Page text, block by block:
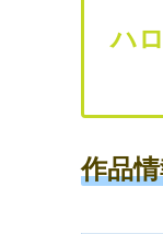
ハ
作品